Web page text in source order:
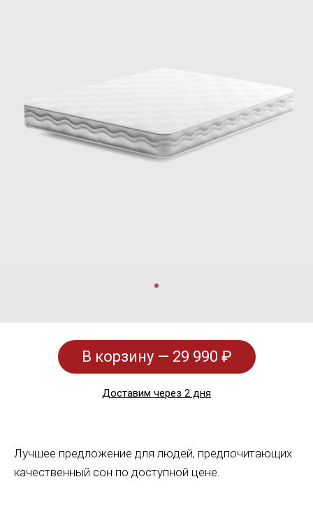
В корзину — 29 990 ₽
Доставим через 2 дня
Лучшее предложение для людей, предпочитающих
качественный сон по доступной цене.